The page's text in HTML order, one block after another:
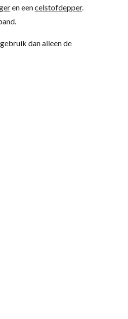
en eencelstofdepper.
dan alleen de